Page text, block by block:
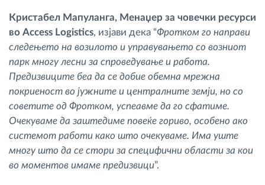
Кристабел Мапуланга, Менаџер за човечки ресурси
во Access Logistics, изјави дека “Фротком го направи
следењето на возилото и управувањето со возниот
парк многу лесни за спроведување и работа.
Предизвиците беа да се добие обемна мрежна
покриеност во јужните и централните земји, но со
советите од Фротком, успеавме да го сфатиме.
Очекуваме да заштедиме повеќе гориво, особено ако
системот работи како што очекуваме. Има уште
многу што да се стори за специфични области за кои
во моментов имаме предизвици”.